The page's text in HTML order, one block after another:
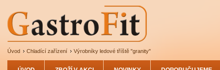
Úvod Chladící zařízení Výrobníky ledové tříště "granity"